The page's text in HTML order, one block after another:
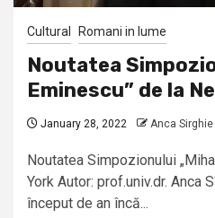
Cultural Romani in lume
Noutatea
Eminescu” de la
January 28, 2022 Anca Sirghie
Noutatea Simpozionului
York Autor: prof.univ.dr.
început de an încă...